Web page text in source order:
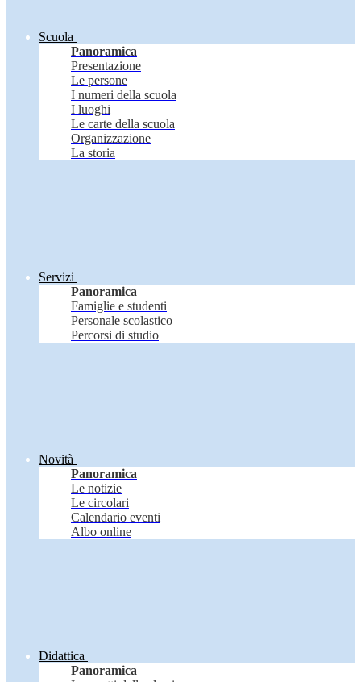
Scuola
Panoramica
Presentazione
Le persone
I numeri della scuola
I luoghi
Le carte della scuola
Organizzazione
La storia
Servizi
Panoramica
Famiglie e studenti
Personale scolastico
Percorsi di studio
Novità
Panoramica
Le notizie
Le circolari
Calendario eventi
Albo online
Didattica
Panoramica